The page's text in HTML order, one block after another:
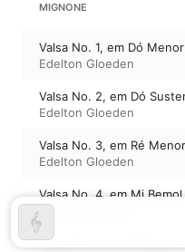
MIGNONE
Valsa No. 1, em Dó Menor
Edelton Gloeden
Valsa No. 2, em Dó
Edelton Gloeden
Valsa No. 3, em Ré Menor
Edelton Gloeden
Valsa No. 4, em Mi
Edelton Gloeden
Valsa No. 5, em Mi Menor